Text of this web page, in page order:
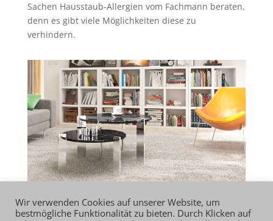
Sachen Hausstaub-Allergien vom Fachmann beraten,
denn es gibt viele Möglichkeiten diese zu
verhindern.
Wir verwenden Cookies auf unserer Website, um
bestmögliche Funktionalität zu bieten. Durch Klicken auf